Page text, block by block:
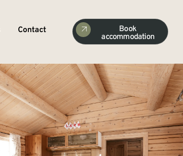
Contact
Book
accommodation